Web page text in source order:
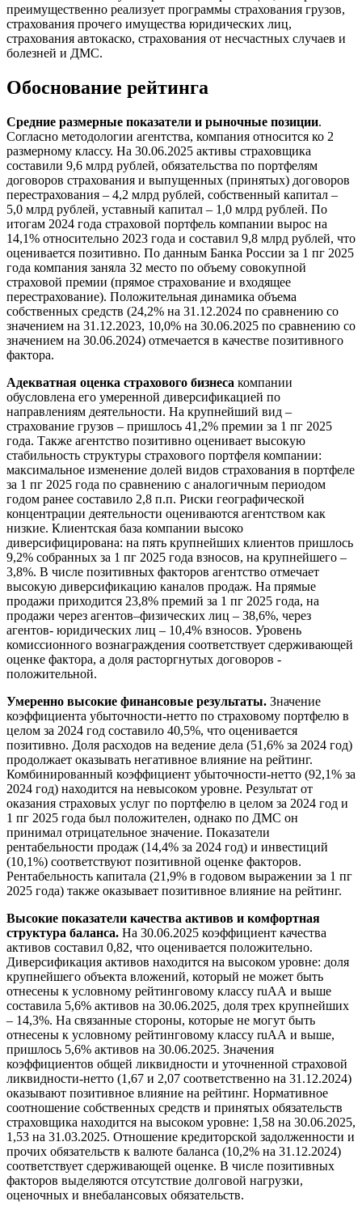
преимущественно реализует программы страхования грузов,
страхования прочего имущества юридических лиц,
страхования автокаско, страхования от несчастных случаев и
болезней и ДМС.
Обоснование рейтинга
Средние размерные показатели и рыночные позиции.
Согласно методологии агентства, компания относится ко 2
размерному классу. На 30.06.2025 активы страховщика
составили 9,6 млрд рублей, обязательства по портфелям
договоров страхования и выпущенных (принятых) договоров
перестрахования – 4,2 млрд рублей, собственный капитал –
5,0 млрд рублей, уставный капитал – 1,0 млрд рублей. По
итогам 2024 года страховой портфель компании вырос на
14,1% относительно 2023 года и составил 9,8 млрд рублей, что
оценивается позитивно. По данным Банка России за 1 пг 2025
года компания заняла 32 место по объему совокупной
страховой премии (прямое страхование и входящее
перестрахование). Положительная динамика объема
собственных средств (24,2% на 31.12.2024 по сравнению со
значением на 31.12.2023, 10,0% на 30.06.2025 по сравнению со
значением на 30.06.2024) отмечается в качестве позитивного
фактора.
Адекватная оценка страхового бизнеса компании
обусловлена его умеренной диверсификацией по
направлениям деятельности. На крупнейший вид –
страхование грузов – пришлось 41,2% премии за 1 пг 2025
года. Также агентство позитивно оценивает высокую
стабильность структуры страхового портфеля компании:
максимальное изменение долей видов страхования в портфеле
за 1 пг 2025 года по сравнению с аналогичным периодом
годом ранее составило 2,8 п.п. Риски географической
концентрации деятельности оцениваются агентством как
низкие. Клиентская база компании высоко
диверсифицирована: на пять крупнейших клиентов пришлось
9,2% собранных за 1 пг 2025 года взносов, на крупнейшего –
3,8%. В числе позитивных факторов агентство отмечает
высокую диверсификацию каналов продаж. На прямые
продажи приходится 23,8% премий за 1 пг 2025 года, на
продажи через агентов–физических лиц – 38,6%, через
агентов- юридических лиц – 10,4% взносов. Уровень
комиссионного вознаграждения соответствует сдерживающей
оценке фактора, а доля расторгнутых договоров -
положительной.
Умеренно высокие финансовые результаты. Значение
коэффициента убыточности-нетто по страховому портфелю в
целом за 2024 год составило 40,5%, что оценивается
позитивно. Доля расходов на ведение дела (51,6% за 2024 год)
продолжает оказывать негативное влияние на рейтинг.
Комбинированный коэффициент убыточности-нетто (92,1% за
2024 год) находится на невысоком уровне. Результат от
оказания страховых услуг по портфелю в целом за 2024 год и
1 пг 2025 года был положителен, однако по ДМС он
принимал отрицательное значение. Показатели
рентабельности продаж (14,4% за 2024 год) и инвестиций
(10,1%) соответствуют позитивной оценке факторов.
Рентабельность капитала (21,9% в годовом выражении за 1 пг
2025 года) также оказывает позитивное влияние на рейтинг.
Высокие показатели качества активов и комфортная
структура баланса. На 30.06.2025 коэффициент качества
активов составил 0,82, что оценивается положительно.
Диверсификация активов находится на высоком уровне: доля
крупнейшего объекта вложений, который не может быть
отнесены к условному рейтинговому классу ruAА и выше
составила 5,6% активов на 30.06.2025, доля трех крупнейших
– 14,3%. На связанные стороны, которые не могут быть
отнесены к условному рейтинговому классу ruAА и выше,
пришлось 5,6% активов на 30.06.2025. Значения
коэффициентов общей ликвидности и уточненной страховой
ликвидности-нетто (1,67 и 2,07 соответственно на 31.12.2024)
оказывают позитивное влияние на рейтинг. Нормативное
соотношение собственных средств и принятых обязательств
страховщика находится на высоком уровне: 1,58 на 30.06.2025,
1,53 на 31.03.2025. Отношение кредиторской задолженности и
прочих обязательств к валюте баланса (10,2% на 31.12.2024)
соответствует сдерживающей оценке. В числе позитивных
факторов выделяются отсутствие долговой нагрузки,
оценочных и внебалансовых обязательств.